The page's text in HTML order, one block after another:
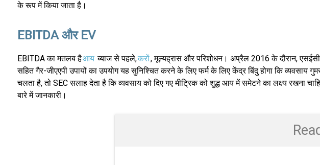
के रूप में किया जाता है।
EBITDA और EV
EBITDA का मतलब हैआय ब्याज से पहले,करों, मूल्यह्रास और परिशोधन। अप्रैल 2016 के दौरान,
सहित गैर-जीएएपी उपायों का उपयोग यह सुनिश्चित करने के लिए फर्म के लिए केंद्र बिंदु होगा कि व्यवसाय
चलता है, तो SEC सलाह देता है कि व्यवसाय को दिए गए मीट्रिक को शुद्ध आय में समेटने का लक्ष्य रखना
बारे में जानकारी।